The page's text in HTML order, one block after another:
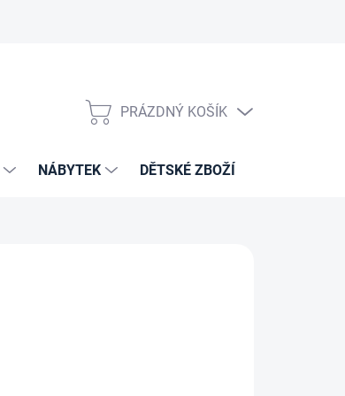
NÁKUPNÍ
PRÁZDNÝ KOŠÍK
NÁBYTEK DĚTSKÉ ZBOŽÍ